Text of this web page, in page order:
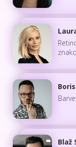
Blaž